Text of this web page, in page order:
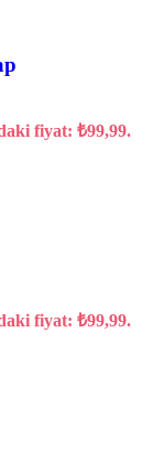
fiyat: ₺99,99.
fiyat: ₺99,99.